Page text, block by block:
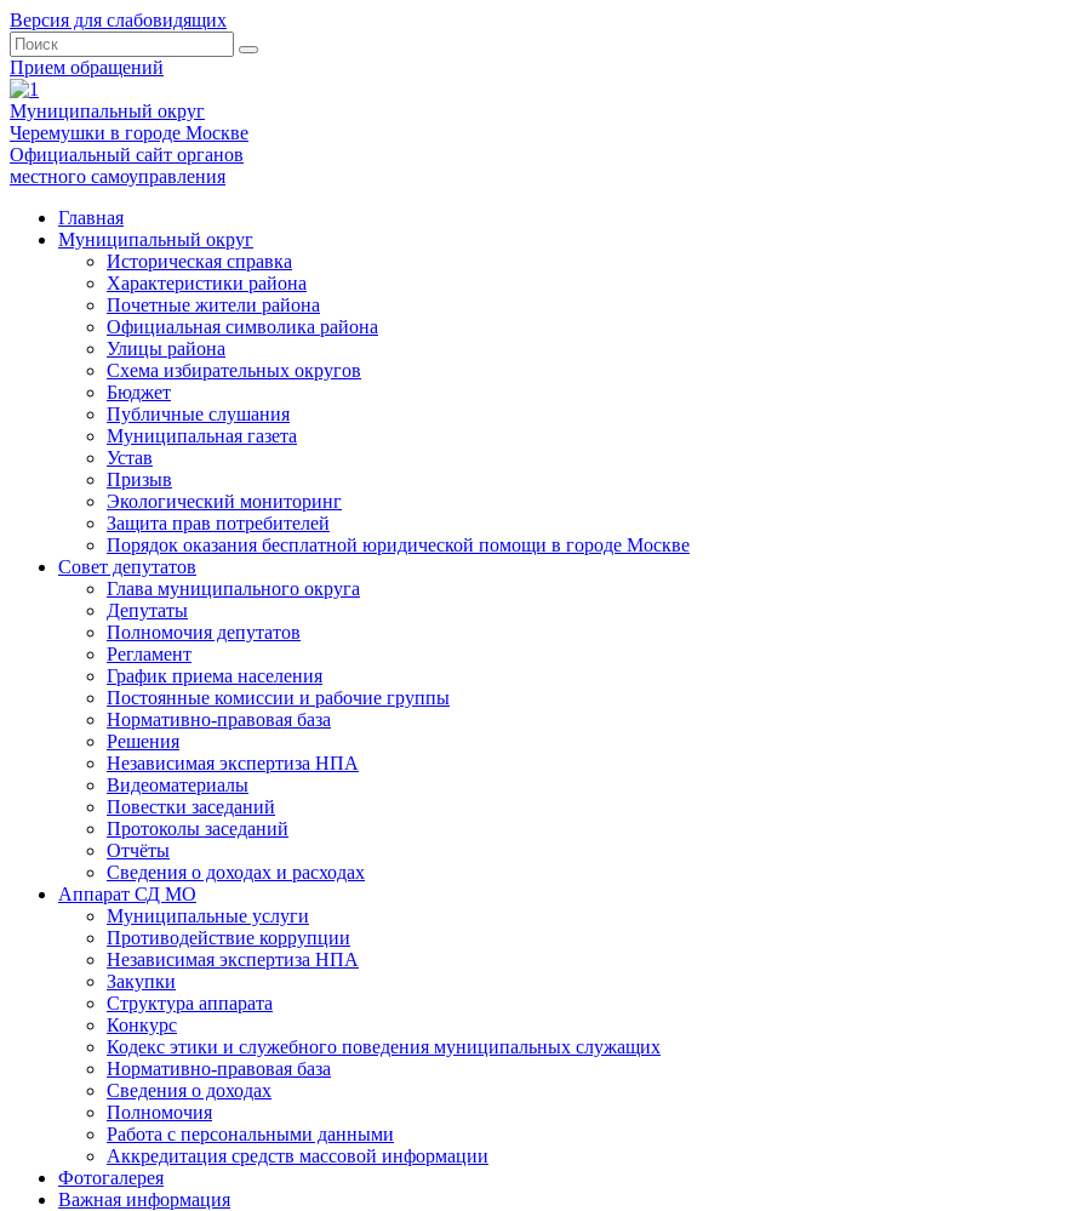
Версия для слабовидящих
Прием обращений
Муниципальный округ
Черемушки в городе Москве
Официальный сайт органов
местного самоуправления
Главная
Муниципальный округ
Историческая справка
Характеристики района
Почетные жители района
Официальная символика района
Улицы района
Схема избирательных округов
Бюджет
Публичные слушания
Муниципальная газета
Устав
Призыв
Экологический мониторинг
Защита прав потребителей
Порядок оказания бесплатной юридической помощи в городе Москве
Совет депутатов
Глава муниципального округа
Депутаты
Полномочия депутатов
Регламент
График приема населения
Постоянные комиссии и рабочие группы
Нормативно-правовая база
Решения
Независимая экспертиза НПА
Видеоматериалы
Повестки заседаний
Протоколы заседаний
Отчёты
Сведения о доходах и расходах
Аппарат СД МО
Муниципальные услуги
Противодействие коррупции
Независимая экспертиза НПА
Закупки
Структура аппарата
Конкурс
Кодекс этики и служебного поведения муниципальных служащих
Нормативно-правовая база
Сведения о доходах
Полномочия
Работа с персональными данными
Аккредитация средств массовой информации
Фотогалерея
Важная информация